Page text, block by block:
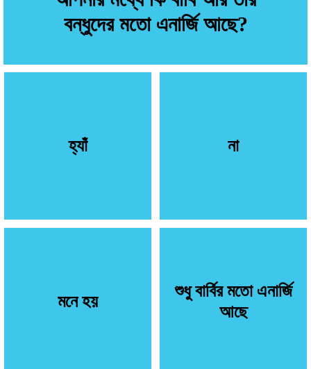
বন্ধুদের মতো এনার্জি আছে?
হ্যাঁ না
মনে হয়
শুধু বার্বির মতো এনার্জি
আছে